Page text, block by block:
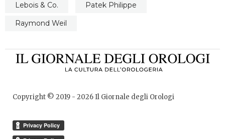
Lebois & Co.
Patek Philippe
Raymond Weil
Copyright © 2019 - 2026Il Giornale degli Orologi